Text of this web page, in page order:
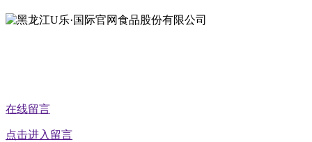
在线留言
点击进入留言